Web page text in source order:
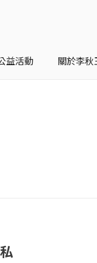
益活動 關於李秋